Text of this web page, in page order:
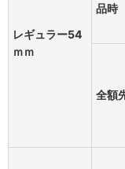
レギュラー54
ｍｍ
品時
全額